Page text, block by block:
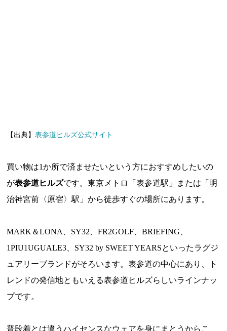
【出典】表参道ヒルズ公式サイト
買い物は1か所で済ませたいという方におすすめしたいの
が表参道ヒルズです。東京メトロ「表参道駅」または「明
治神宮前〈原宿〉駅」から徒歩すぐの場所にあります。
MARK＆LONA、SY32、FR2GOLF、BRIEFING、
1PIU1UGUALE3、SY32 by SWEET YEARSといったラグジ
ュアリーブランドがそろいます。表参道の中心にあり、ト
レンドの発信地ともいえる表参道ヒルズらしいラインナッ
プです。
普段着とは違うハイセンスなウェアを身にまとうからこ